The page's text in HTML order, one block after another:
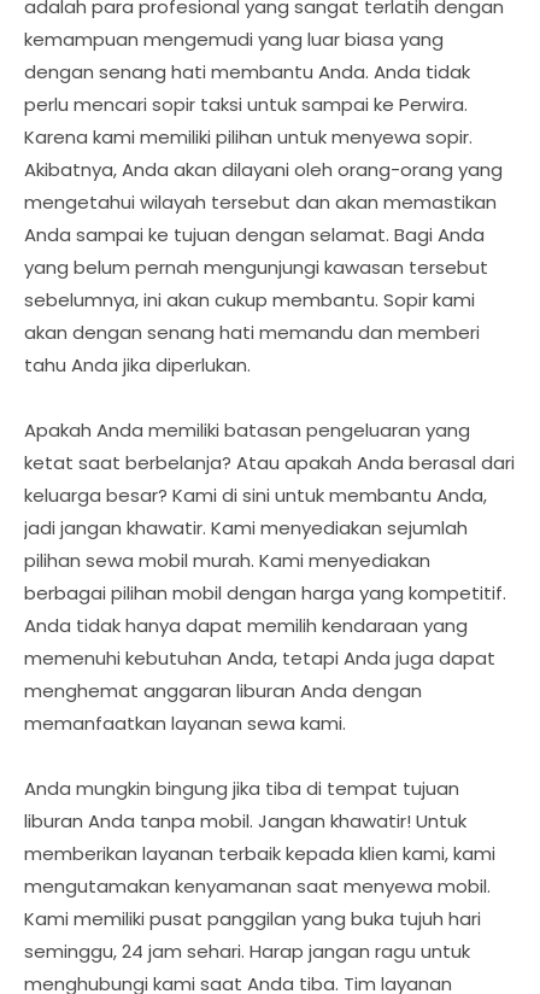
adalah para profesional yang sangat terlatih dengan
kemampuan mengemudi yang luar biasa yang
dengan senang hati membantu Anda. Anda tidak
perlu mencari sopir taksi untuk sampai ke Perwira.
Karena kami memiliki pilihan untuk menyewa sopir.
Akibatnya, Anda akan dilayani oleh orang-orang yang
mengetahui wilayah tersebut dan akan memastikan
Anda sampai ke tujuan dengan selamat. Bagi Anda
yang belum pernah mengunjungi kawasan tersebut
sebelumnya, ini akan cukup membantu. Sopir kami
akan dengan senang hati memandu dan memberi
tahu Anda jika diperlukan.
Apakah Anda memiliki batasan pengeluaran yang
ketat saat berbelanja? Atau apakah Anda berasal dari
keluarga besar? Kami di sini untuk membantu Anda,
jadi jangan khawatir. Kami menyediakan sejumlah
pilihan sewa mobil murah. Kami menyediakan
berbagai pilihan mobil dengan harga yang kompetitif.
Anda tidak hanya dapat memilih kendaraan yang
memenuhi kebutuhan Anda, tetapi Anda juga dapat
menghemat anggaran liburan Anda dengan
memanfaatkan layanan sewa kami.
Anda mungkin bingung jika tiba di tempat tujuan
liburan Anda tanpa mobil. Jangan khawatir! Untuk
memberikan layanan terbaik kepada klien kami, kami
mengutamakan kenyamanan saat menyewa mobil.
Kami memiliki pusat panggilan yang buka tujuh hari
seminggu, 24 jam sehari. Harap jangan ragu untuk
menghubungi kami saat Anda tiba. Tim layanan